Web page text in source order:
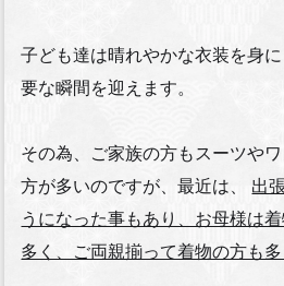
子ども達は晴れやかな衣装を身
要な瞬間を迎えます。
その為、ご家族の方もスーツや
方が多いのですが、最近は、 出
うになった事もあり、お母様は
多く、ご両親揃って着物の方も多